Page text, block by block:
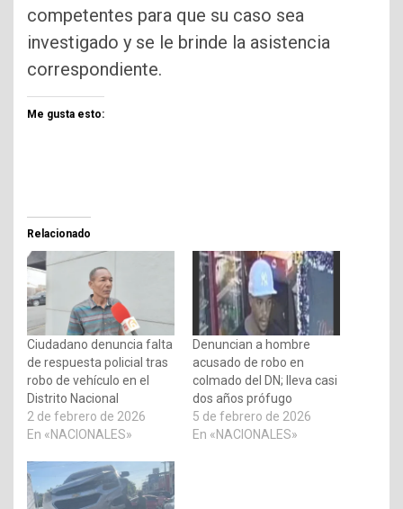
competentes para que su caso sea
investigado y se le brinde la asistencia
correspondiente.
Me gusta esto:
Relacionado
Ciudadano denuncia falta
de respuesta policial tras
robo de vehículo en el
Distrito Nacional
2 de febrero de 2026
En «NACIONALES»
Denuncian a hombre
acusado de robo en
colmado del DN; lleva casi
dos años prófugo
5 de febrero de 2026
En «NACIONALES»